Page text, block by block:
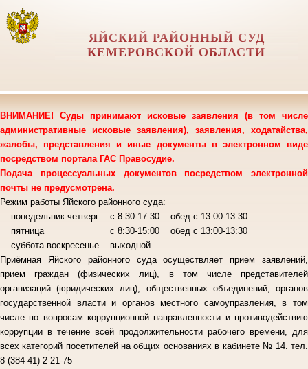
ЯЙСКИЙ РАЙОННЫЙ СУД
КЕМЕРОВСКОЙ ОБЛАСТИ
ВНИМАНИЕ! Суды принимают исковые заявления (в том числе
административные исковые заявления), заявления, ходатайства,
жалобы, представления и иные документы в электронном виде
посредством портала ГАС Правосудие.
Подача процессуальных документов посредством электронной
почты не предусмотрена.
Режим работы Яйского районного суда:
понедельник-четверг с 8:30-17:30 обед с 13:00-13:30
пятница с 8:30-15:00 обед с 13:00-13:30
суббота-воскресенье выходной
Приёмная Яйского районного суда осуществляет прием заявлений,
прием граждан (физических лиц), в том числе представителей
организаций (юридических лиц), общественных объединений, органов
государственной власти и органов местного самоуправления, в том
числе по вопросам коррупционной направленности и противодействию
коррупции в течение всей продолжительности рабочего времени, для
всех категорий посетителей на общих основаниях в кабинете № 14. тел.
8 (384-41) 2-21-75